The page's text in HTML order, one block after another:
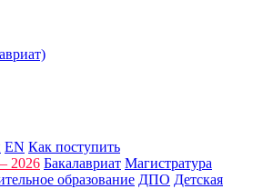
EN Как поступить
2026 Бакалавриат Магистратура
образование ДПО Детская